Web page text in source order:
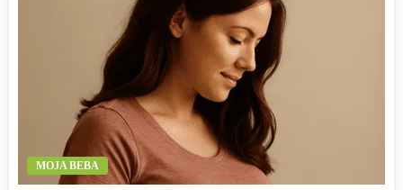
MOJA BEBA